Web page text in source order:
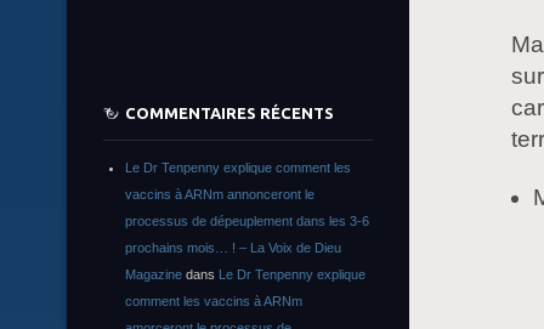
COMMENTAIRES RÉCENTS
Le Dr Tenpenny explique comment les
vaccins à ARNm annonceront le
processus de dépeuplement dans les 3-6
prochains mois… ! – La Voix de Dieu
Magazine dans Le Dr Tenpenny explique
comment les vaccins à ARNm